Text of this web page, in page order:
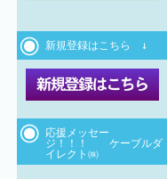
新規登録はこちら ↓
応援メッセー
ジ！！！ ケーブルダ
イレクト㈱